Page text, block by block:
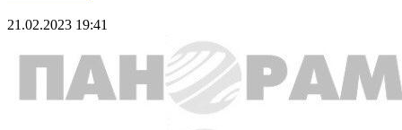
21.02.2023 19:41